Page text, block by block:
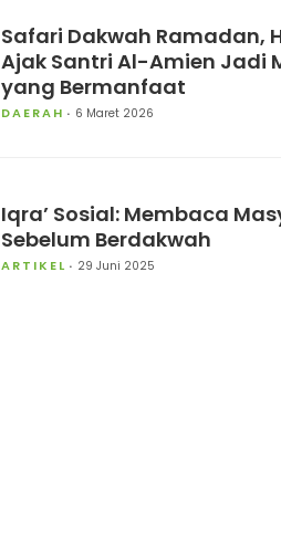
Safari Dakwah Ramadan,
Ajak Santri Al-Amien Jadi
yang Bermanfaat
DAERAH 6 Maret 2026
Iqra’ Sosial: Membaca
Sebelum Berdakwah
ARTIKEL 29 Juni 2025